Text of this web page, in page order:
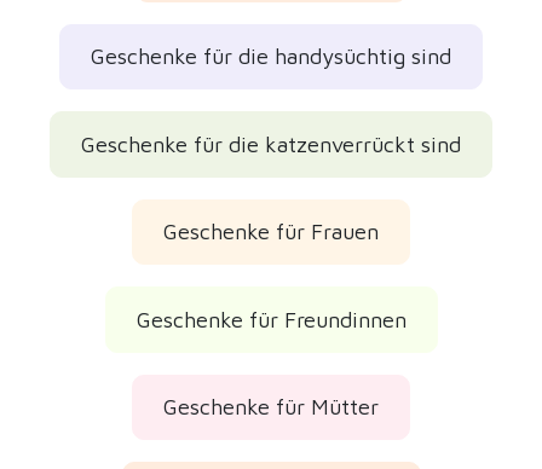
Geschenke für die handysüchtig sind
Geschenke für die katzenverrückt sind
Geschenke für Frauen
Geschenke für Freundinnen
Geschenke für Mütter